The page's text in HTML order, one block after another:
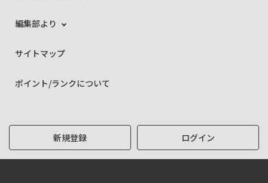
編集部より
サイトマップ
ポイント/ランクについて
新規登録 ログイン